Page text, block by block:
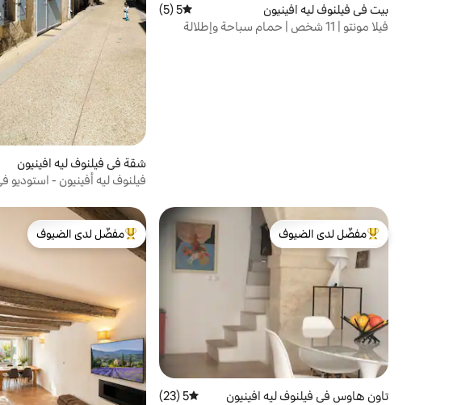
بيت في فيلنوف ليه افينيون متوسط التقييم 5 من 5، 5 مراجعات
5 (5)
فيلا مونتو | 11 شخص | حمام سباحة وإطلالة
شقة في فيلنوف ليه افينيون
فيلنوف ليه أفينيون - استوديو
من أبرز البيوت المفضّلة لدى الضيوف
مفضّل لدى الضيوف
تاون هاوس في فيلنوف ليه افينيون متوسط التقييم 5 من 5، 23 مراجعات
5 (23)
من أبرز البيوت المفضّلة لدى
مفضّل لدى الضيوف